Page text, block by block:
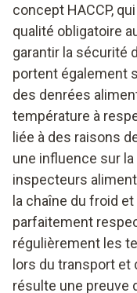
concept HACCP,
qualité obligatoire
garantir la sécurité
portent également
des denrées
température à
liée à des raisons
une influence sur
inspecteurs
la chaîne du froid
parfaitement
régulièrement les
lors du transport
résulte une preuve